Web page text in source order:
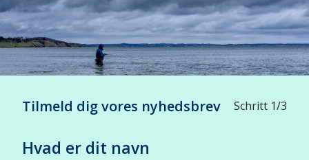
Tilmeld dig vores nyhedsbrev Schritt 1/3
Hvad er dit navn